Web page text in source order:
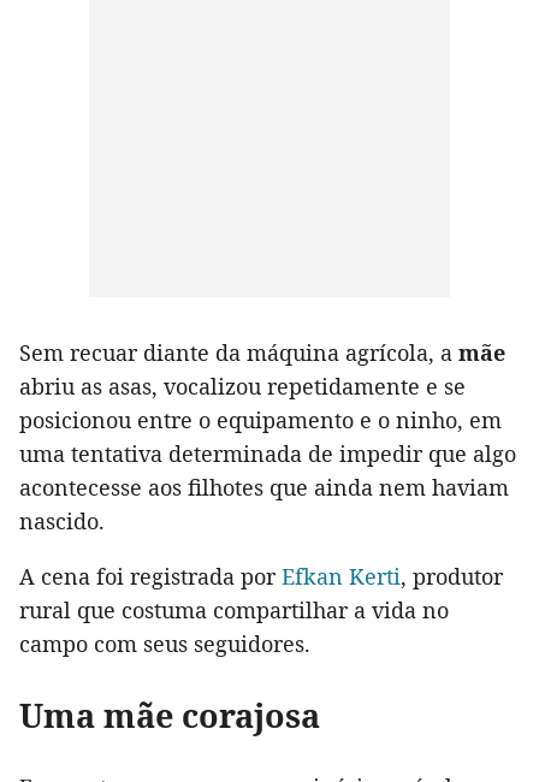
Sem recuar diante da máquina agrícola, a mãe
abriu as asas, vocalizou repetidamente e se
posicionou entre o equipamento e o ninho, em
uma tentativa determinada de impedir que algo
acontecesse aos filhotes que ainda nem haviam
nascido.
A cena foi registrada porEfkan Kerti, produtor
rural que costuma compartilhar a vida no
campo com seus seguidores.
Uma mãe corajosa